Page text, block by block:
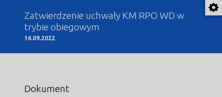
Zatwierdzenie uchwały KM RPO WD w
trybie obiegowym
16.09.2022
Dokument